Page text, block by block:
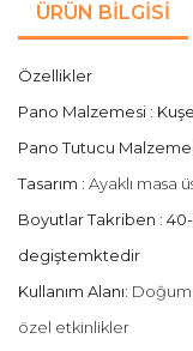
ÜRÜN BILGISI
Özellikler
Pano Malzemesi :
Pano Tutucu
Tasarım : Ayaklı masa
Boyutlar Takriben :
degiştemktedir
Kullanım Alanı: Doğum
özel etkinlikler